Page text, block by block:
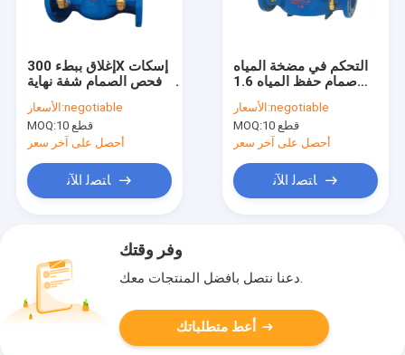
إغلاق ببطء 300X إسكات
فحص الصمام شفة نهاية
حديد الدكتايل مانعة
للتسرب
الأسعار:negotiable
MOQ:
10 قطع
أحصل على آخر سعر
ﺎﺘﺼﻟ ﺍﻶﻧ
التحكم في مضخة المياه
صمام حفظ المياه 1.6
ميجا باسكال غير قابل
للصدأ نهاية شفة
الأسعار:negotiable
MOQ:
10 قطع
أحصل على آخر سعر
ﺎﺘﺼﻟ ﺍﻶﻧ
وفر وقتك
دعنا نتصل بأفضل المنتجات معك.
أعط متطلباتك